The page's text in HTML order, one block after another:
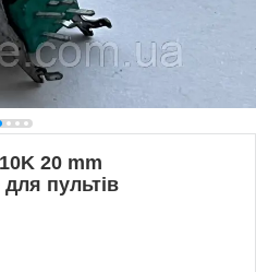
20 mm
пультів